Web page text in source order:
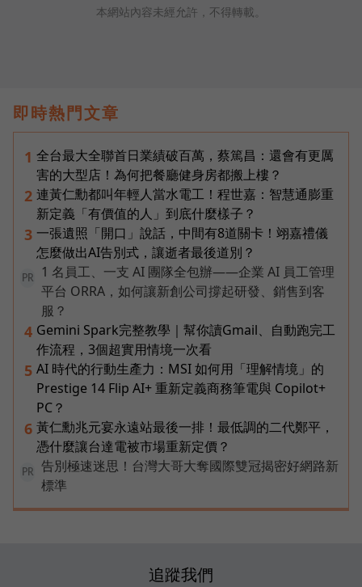
本網站內容未經允許，不得轉載。
即時熱門文章
1 全台最大全聯首日業績破百萬，蔡篤昌：還會有更厲
害的大型店！為何把餐廳健身房都搬上樓？
2 連黃仁勳都叫年輕人當水電工！程世嘉：智慧通膨重
新定義「有價值的人」到底什麼樣子？
3 一張遺照「開口」說話，中間有8道關卡！翊嘉禮儀
怎麼做出AI告別式，讓逝者最後道別？
PR
1 名員工、一支 AI 團隊全包辦——企業 AI 員工管理
平台 ORRA，如何讓新創公司撐起研發、銷售到客
服？
4 Gemini Spark完整教學｜幫你讀Gmail、自動跑完工
作流程，3個超實用情境一次看
5 AI 時代的行動生產力：MSI 如何用「理解情境」的
Prestige 14 Flip AI+ 重新定義商務筆電與 Copilot+
PC？
6 黃仁勳兆元宴永遠站最後一排！最低調的二代鄭平，
憑什麼讓台達電被市場重新定價？
PR
告別極速迷思！台灣大哥大奪國際雙冠揭密好網路新
標準
追蹤我們